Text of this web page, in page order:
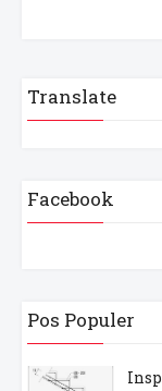
Translate
Facebook
Pos Populer